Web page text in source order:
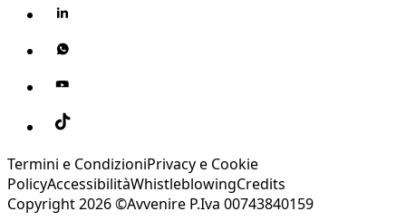
Termini e CondizioniPrivacy e Cookie
PolicyAccessibilitàWhistleblowingCredits
Copyright 2026 ©Avvenire P.Iva 00743840159